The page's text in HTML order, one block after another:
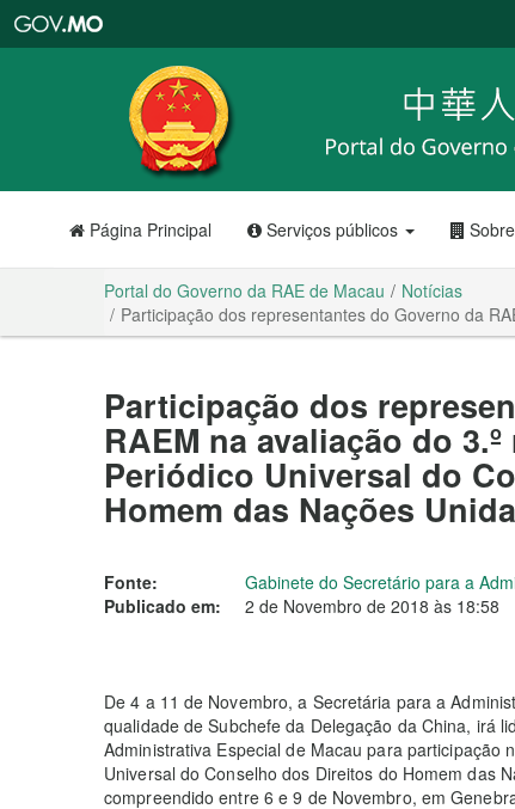
RAE
de
Macau
Página Principal Serviços públicos
Portal do Governo da RAE de Macau
Notícias
Participação dos representantes do Governo da
Participação dos
RAEM na avaliação do
Periódico Universal do
Homem das Nações
Fonte:
Gabinete do Secretário para a
Publicado em:
2 de Novembro de 2018 às 18:58
De 4 a 11 de Novembro, a Secretária para a
qualidade de Subchefe da Delegação da China, irá
Administrativa Especial de Macau para participação
Universal do Conselho dos Direitos do Homem das
compreendido entre 6 e 9 de Novembro, em